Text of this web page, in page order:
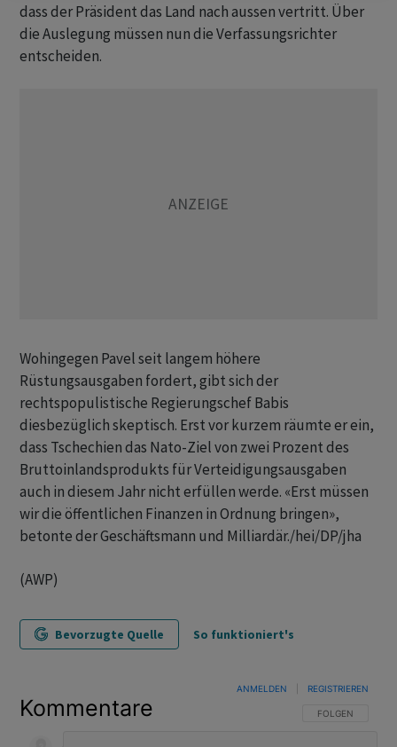
dass der Präsident das Land nach aussen vertritt. Über
die Auslegung müssen nun die Verfassungsrichter
entscheiden.
Wohingegen Pavel seit langem höhere
Rüstungsausgaben fordert, gibt sich der
rechtspopulistische Regierungschef Babis
diesbezüglich skeptisch. Erst vor kurzem räumte er ein,
dass Tschechien das Nato-Ziel von zwei Prozent des
Bruttoinlandsprodukts für Verteidigungsausgaben
auch in diesem Jahr nicht erfüllen werde. «Erst müssen
wir die öffentlichen Finanzen in Ordnung bringen»,
betonte der Geschäftsmann und Milliardär./hei/DP/jha
(AWP)
Bevorzugte Quelle So funktioniert's
Kommentare FOLGE DIESER
FOLGEN
ANMELDEN REGISTRIEREN